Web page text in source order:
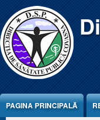
Jump to Content
PAGINA PRINCIPALĂ